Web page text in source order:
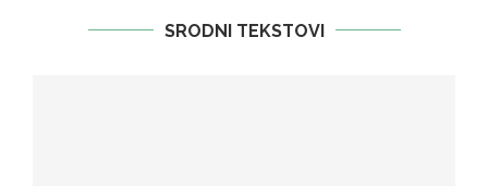
SRODNI TEKSTOVI